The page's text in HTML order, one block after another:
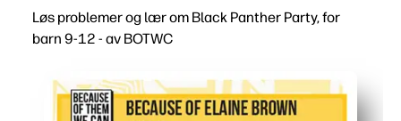
Løs problemer og lær om Black Panther Party, for
barn 9-12 - av BOTWC
Print-and-go - null forberedelse slik at du kan bruke
Problemløsning møter historie - gåter forsterker